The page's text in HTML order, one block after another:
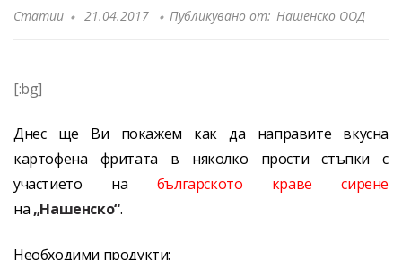
Статии 21.04.2017 Публикувано от: Нашенско ООД
[:bg]
Днес ще Ви покажем как да направите вкусна
картофена фритата в няколко прости стъпки с
участието на българското краве сирене
на „Нашенско“.
Необходими продукти: